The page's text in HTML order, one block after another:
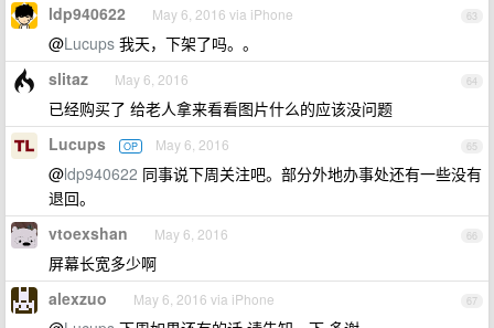
63
ldp940622 May 6, 2016 via iPhone
@Lucups 我天，下架了吗。。
64
slitaz May 6, 2016
已经购买了 给老人拿来看看图片什么的应该没问题
65
Lucups OP May 6, 2016
@ldp940622 同事说下周关注吧。部分外地办事处还有一些没有
退回。
66
vtoexshan May 6, 2016
屏幕长宽多少啊
67
alexzuo May 6, 2016 via iPhone